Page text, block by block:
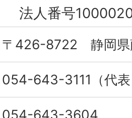
法人番号
〒426-8722 静岡県
054-643-3111（代
054-643-3604